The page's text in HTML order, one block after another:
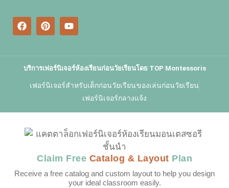
บริการเฟอร์นิเจอร์ห้องเรียนก่อนวัยเรียนโดย TOP Montessoris
เฟอร์นิเจอร์สำหรับเด็กก่อนวัยเรียนของเล่นก่อนวัยเรียน
เฟอร์นิเจอร์กลางแจ้ง
Claim Free Catalog & Layout Plan
Receive a free catalog and custom layout to help you design
your ideal classroom easily.